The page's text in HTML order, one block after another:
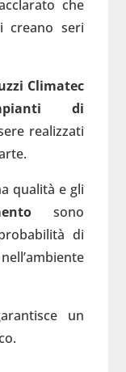
che
creano seri
Climatec
di
realizzati
qualità e gli
sono
di
un